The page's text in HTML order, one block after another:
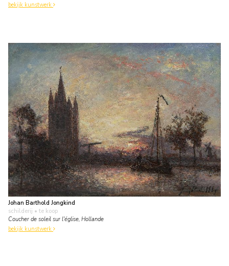
bekijk kunstwerk
Johan Barthold Jongkind
schilderij • te koop
Coucher de soleil sur l'église, Hollande
bekijk kunstwerk